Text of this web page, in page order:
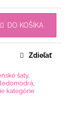
DO KOŠÍKA
šaty,
kategórie
Zdieľať